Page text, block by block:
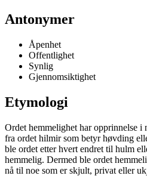
Antonymer
Åpenhet
Offentlighet
Synlig
Gjennomsiktighet
Etymologi
Ordet hemmelighet har opprinnelse i
fra ordet hilmir som betyr høvding
ble ordet etter hvert endret til hulm
hemmelig. Dermed ble ordet
nå til noe som er skjult, privat eller